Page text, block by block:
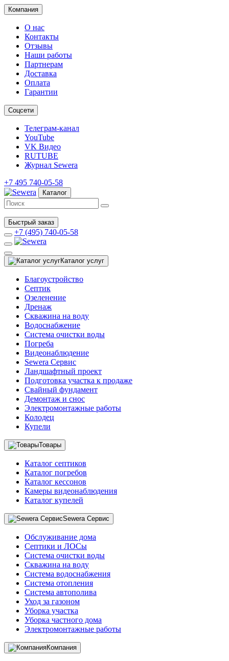
Компания
О нас
Контакты
Отзывы
Наши работы
Партнерам
Доставка
Оплата
Гарантии
Соцсети
Телеграм-канал
YouTube
VK Видео
RUTUBE
Журнал Sewera
+7 495 740-05-58
Каталог
Быстрый заказ
+7 (495) 740-05-58
Каталог услуг
Благоустройство
Септик
Озеленение
Дренаж
Скважина на воду
Водоснабжение
Система очистки воды
Погреба
Видеонаблюдение
Sewera Сервис
Ландшафтный проект
Подготовка участка к продаже
Свайный фундамент
Демонтаж и снос
Электромонтажные работы
Колодец
Купели
Товары
Каталог септиков
Каталог погребов
Каталог кессонов
Камеры видеонаблюдения
Каталог купелей
Sewera Сервис
Обслуживание дома
Септики и ЛОСы
Система очистки воды
Скважина на воду
Система водоснабжения
Система отопления
Система автополива
Уход за газоном
Уборка участка
Уборка частного дома
Электромонтажные работы
Компания